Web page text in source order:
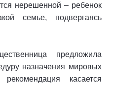
нерешенной – ребенок
семье, подвергаясь
предложила
назначения мировых
касается